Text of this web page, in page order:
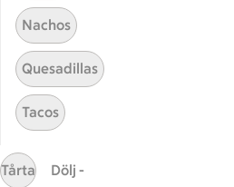
Kontakta oss
Massa erbjudanden
Bli stammis på ICA
Nachos
Quesadillas
Tacos
Tårta Dölj -